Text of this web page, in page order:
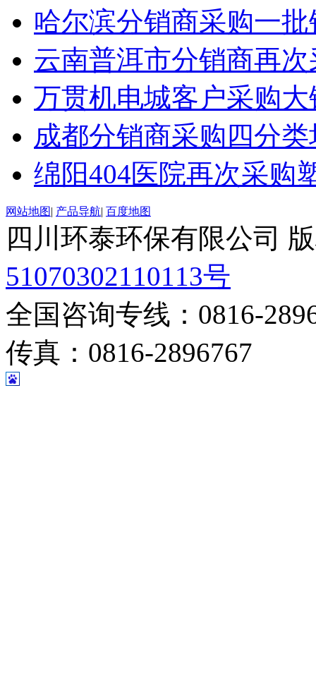
哈尔滨分销商采购一
云南普洱市分销商再
万贯机电城客户采购大
成都分销商采购四分
绵阳404医院再次采购
网站地图 产品导航 百度地图
四川环泰环保有限公司
51070302110113号
全国咨询专线：0816-
传真：0816-2896767